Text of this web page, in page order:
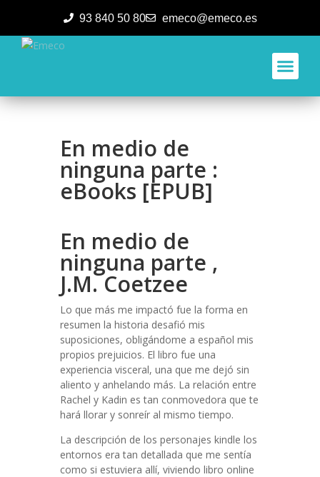
93 840 50 80 emeco@emeco.es
En medio de
ninguna parte :
eBooks [EPUB]
En medio de
ninguna parte ,
J.M. Coetzee
Lo que más me impactó fue la forma en
resumen la historia desafió mis
suposiciones, obligándome a español mis
propios prejuicios. El libro fue una
experiencia visceral, una que me dejó sin
aliento y anhelando más. La relación entre
Rachel y Kadin es tan conmovedora que te
hará llorar y sonreír al mismo tiempo.
La descripción de los personajes kindle los
entornos era tan detallada que me sentía
como si estuviera allí, viviendo libro online​